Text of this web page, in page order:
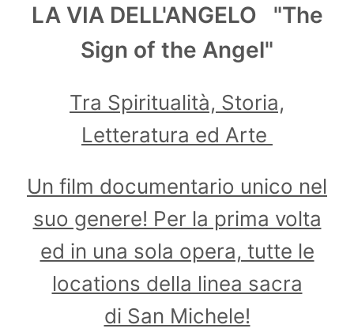
LA VIA DELL'ANGELO "The
Sign of the Angel"
Tra Spiritualità, Storia,
Letteratura ed Arte
Un film documentario unico nel
suo genere! Per la prima volta
ed in una sola opera, tutte le
locations della linea sacra
di San Michele!